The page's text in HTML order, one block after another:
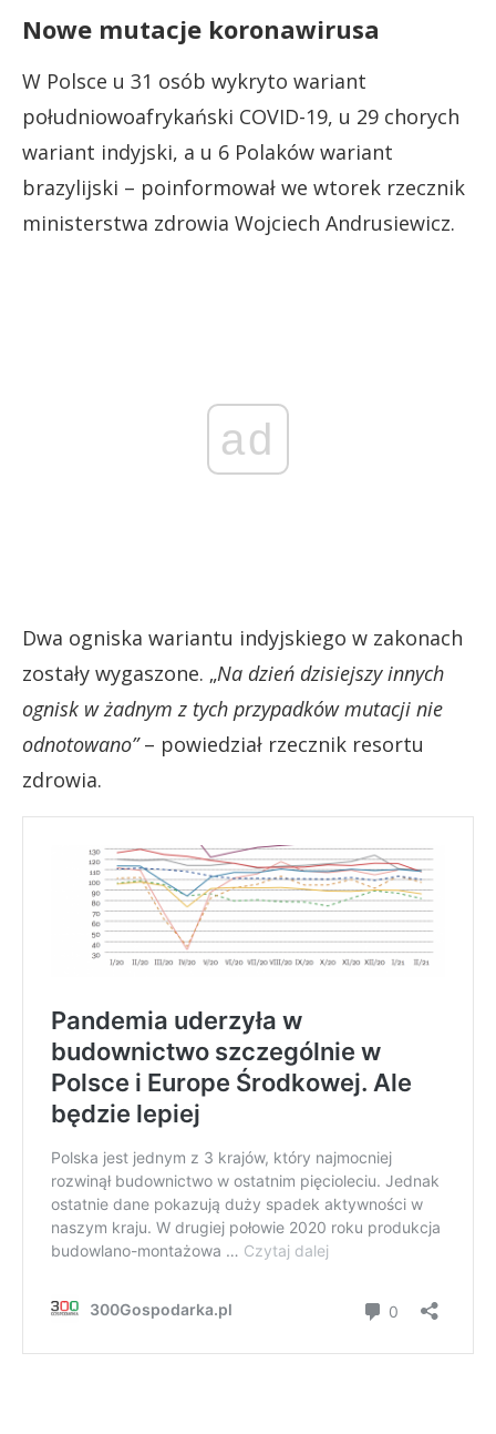
Nowe mutacje koronawirusa
W Polsce u 31 osób wykryto wariant
południowoafrykański COVID-19, u 29 chorych
wariant indyjski, a u 6 Polaków wariant
brazylijski – poinformował we wtorek rzecznik
ministerstwa zdrowia Wojciech Andrusiewicz.
ad
Dwa ogniska wariantu indyjskiego w zakonach
zostały wygaszone. „Na dzień dzisiejszy innych
ognisk w żadnym z tych przypadków mutacji nie
odnotowano”– powiedział rzecznik resortu
zdrowia.